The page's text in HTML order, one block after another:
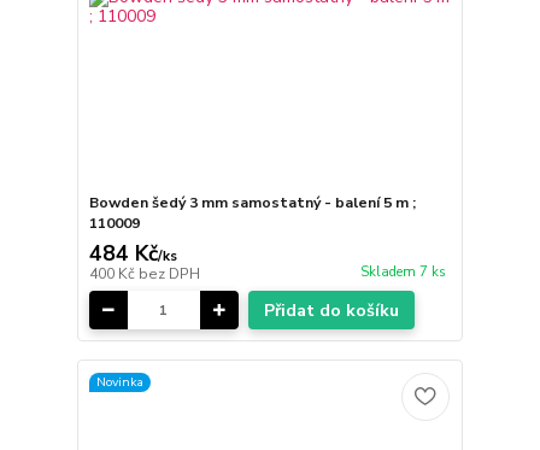
Bowden šedý 3 mm samostatný - balení 5 m ;
110009
484 Kč/ks
400 Kč bez DPH Skladem 7 ks
Přidat do košíku
Novinka